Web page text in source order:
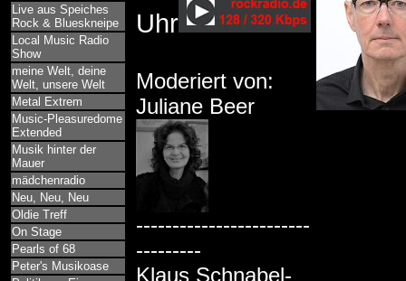
Live aus Speiches
Rock & Blueskneipe
Local Music Radio
Show
meine Welt, deine
Welt, unsere Welt
Metal Extrem
Music-Pleasuredome
Extended
Musik hinter der
Mauer
mädchenradio
Neu, Neu, Neu
Oldie Treff
On Stage
Pearls of 68
Peter's Musikoase
Uhr
Moderiert von:
Juliane Beer
------------------------
---------
Klaus Schnabel-